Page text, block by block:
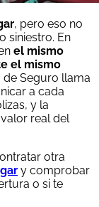
, pero eso no
siniestro. En
el mismo
el mismo
de Seguro llama
a cada
y la
real del
otra
y comprobar
o si te